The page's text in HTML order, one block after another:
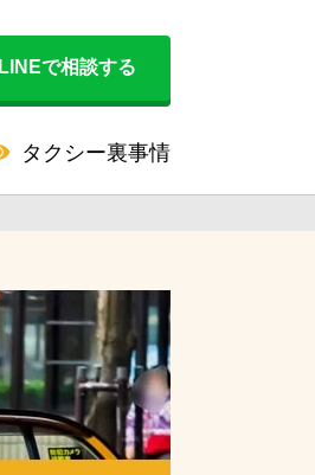
LINEで相談する
タクシー裏事情